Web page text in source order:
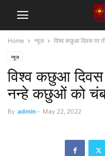
Home न्यूज विश्व कछुआ दिवस पर
न्यूज
विश्व कछुआ दिवस
नन्हे कछुओं को
By admin - May 22, 2022